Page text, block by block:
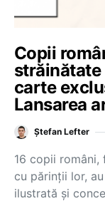
Copii
străinătate
carte
Lansarea
Ștefan Lefter
16 copii
cu părinții lor,
ilustrată și